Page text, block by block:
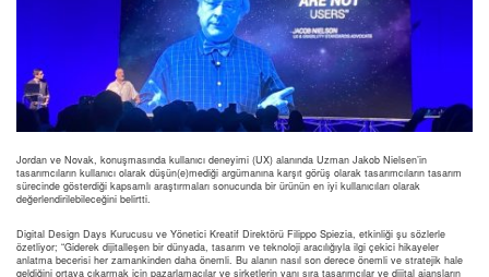
Jordan ve Novak, konuşmasında kullanıcı deneyimi (UX) alanında Uzman Jakob Nielsen’in
tasarımcıların kullanıcı olarak düşün(e)mediği argümanına karşıt görüş olarak tasarımcıların tasarım
sürecinde gösterdiği kapsamlı araştırmaları sonucunda bir ürünün en iyi kullanıcıları olarak
değerlendirilebileceğini belirtti.
Digital Design Days Kurucusu ve Yönetici Kreatif Direktörü Filippo Spiezia, etkinliği şu sözlerle
özetliyor; “Giderek dijitalleşen bir dünyada, tasarım ve teknoloji aracılığıyla ilgi çekici hikayeler
anlatma becerisi her zamankinden daha önemli. Bu alanın nasıl son derece önemli ve stratejik hale
geldiğini ortaya çıkarmak için pazarlamacılar ve şirketlerin yanı sıra tasarımcılar ve dijital ajansların